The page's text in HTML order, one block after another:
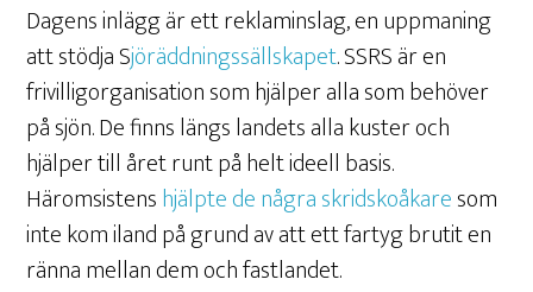
Dagens inlägg är ett reklaminslag, en uppmaning
att stödja Sjöräddningssällskapet. SSRS är en
frivilligorganisation som hjälper alla som behöver
på sjön. De finns längs landets alla kuster och
hjälper till året runt på helt ideell basis.
Häromsistenshjälpte de några skridskoåkaresom
inte kom iland på grund av att ett fartyg brutit en
ränna mellan dem och fastlandet.